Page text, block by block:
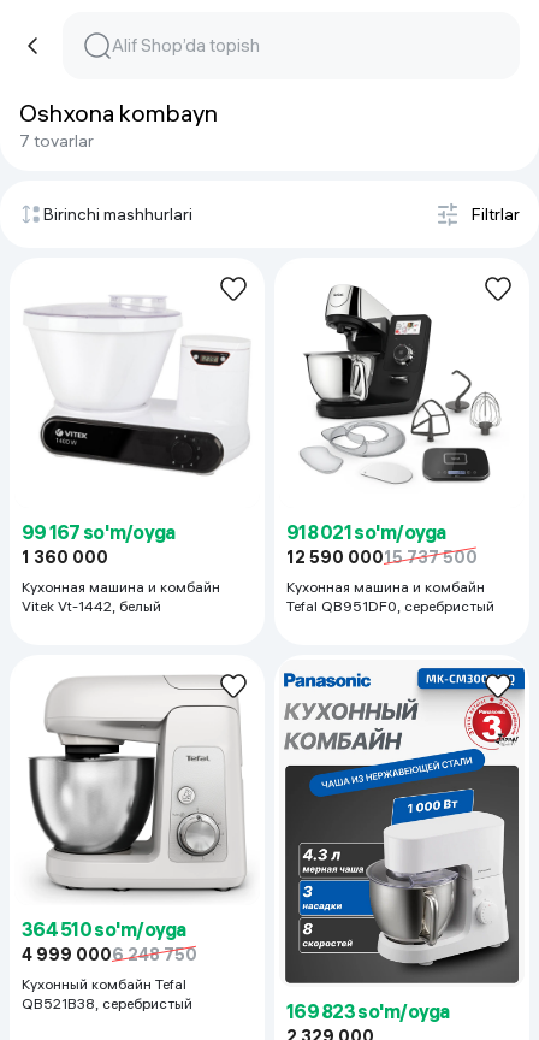
Oshxona kombayn
7 tovarlar
Birinchi mashhurlari Filtrlar
99 167 so'm/oyga
1 360 000
Кухонная машина и комбайн
Vitek Vt-1442, белый
918 021 so'm/oyga
12 590 00015 737 500
Кухонная машина и комбайн
Tefal QB951DF0, серебристый
364 510 so'm/oyga
4 999 0006 248 750
Кухонный комбайн Tefal
QB521B38, серебристый
169 823 so'm/oyga